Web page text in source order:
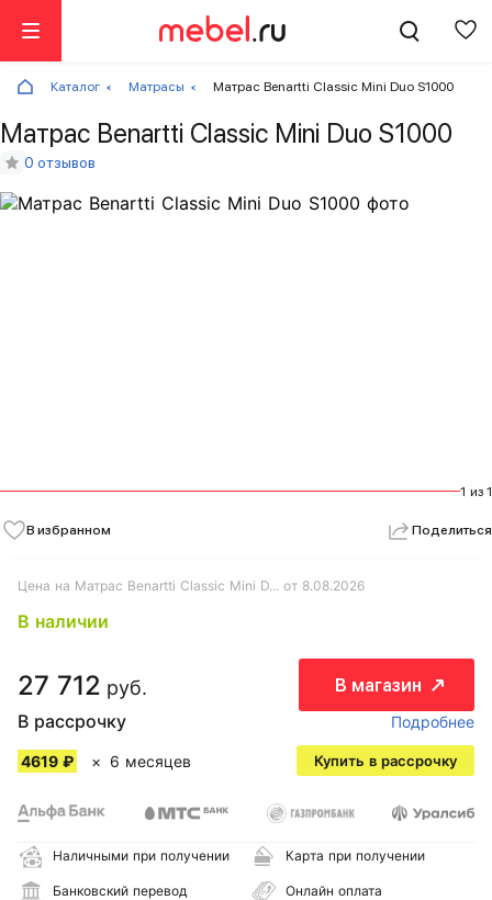
Каталог Матрасы Матрас Benartti Classic Mini Duo S1000
Матрас Benartti Classic Mini Duo S1000
0 отзывов
1 из 1
В избранном Поделиться
Цена на Матрас Benartti Classic Mini D... от 8.08.2026
В наличии
27 712 руб. В магазин
В рассрочку Подробнее
4619 ₽ 6 месяцев Купить в рассрочку
Наличными при получении Карта при получении
Банковский перевод Онлайн оплата